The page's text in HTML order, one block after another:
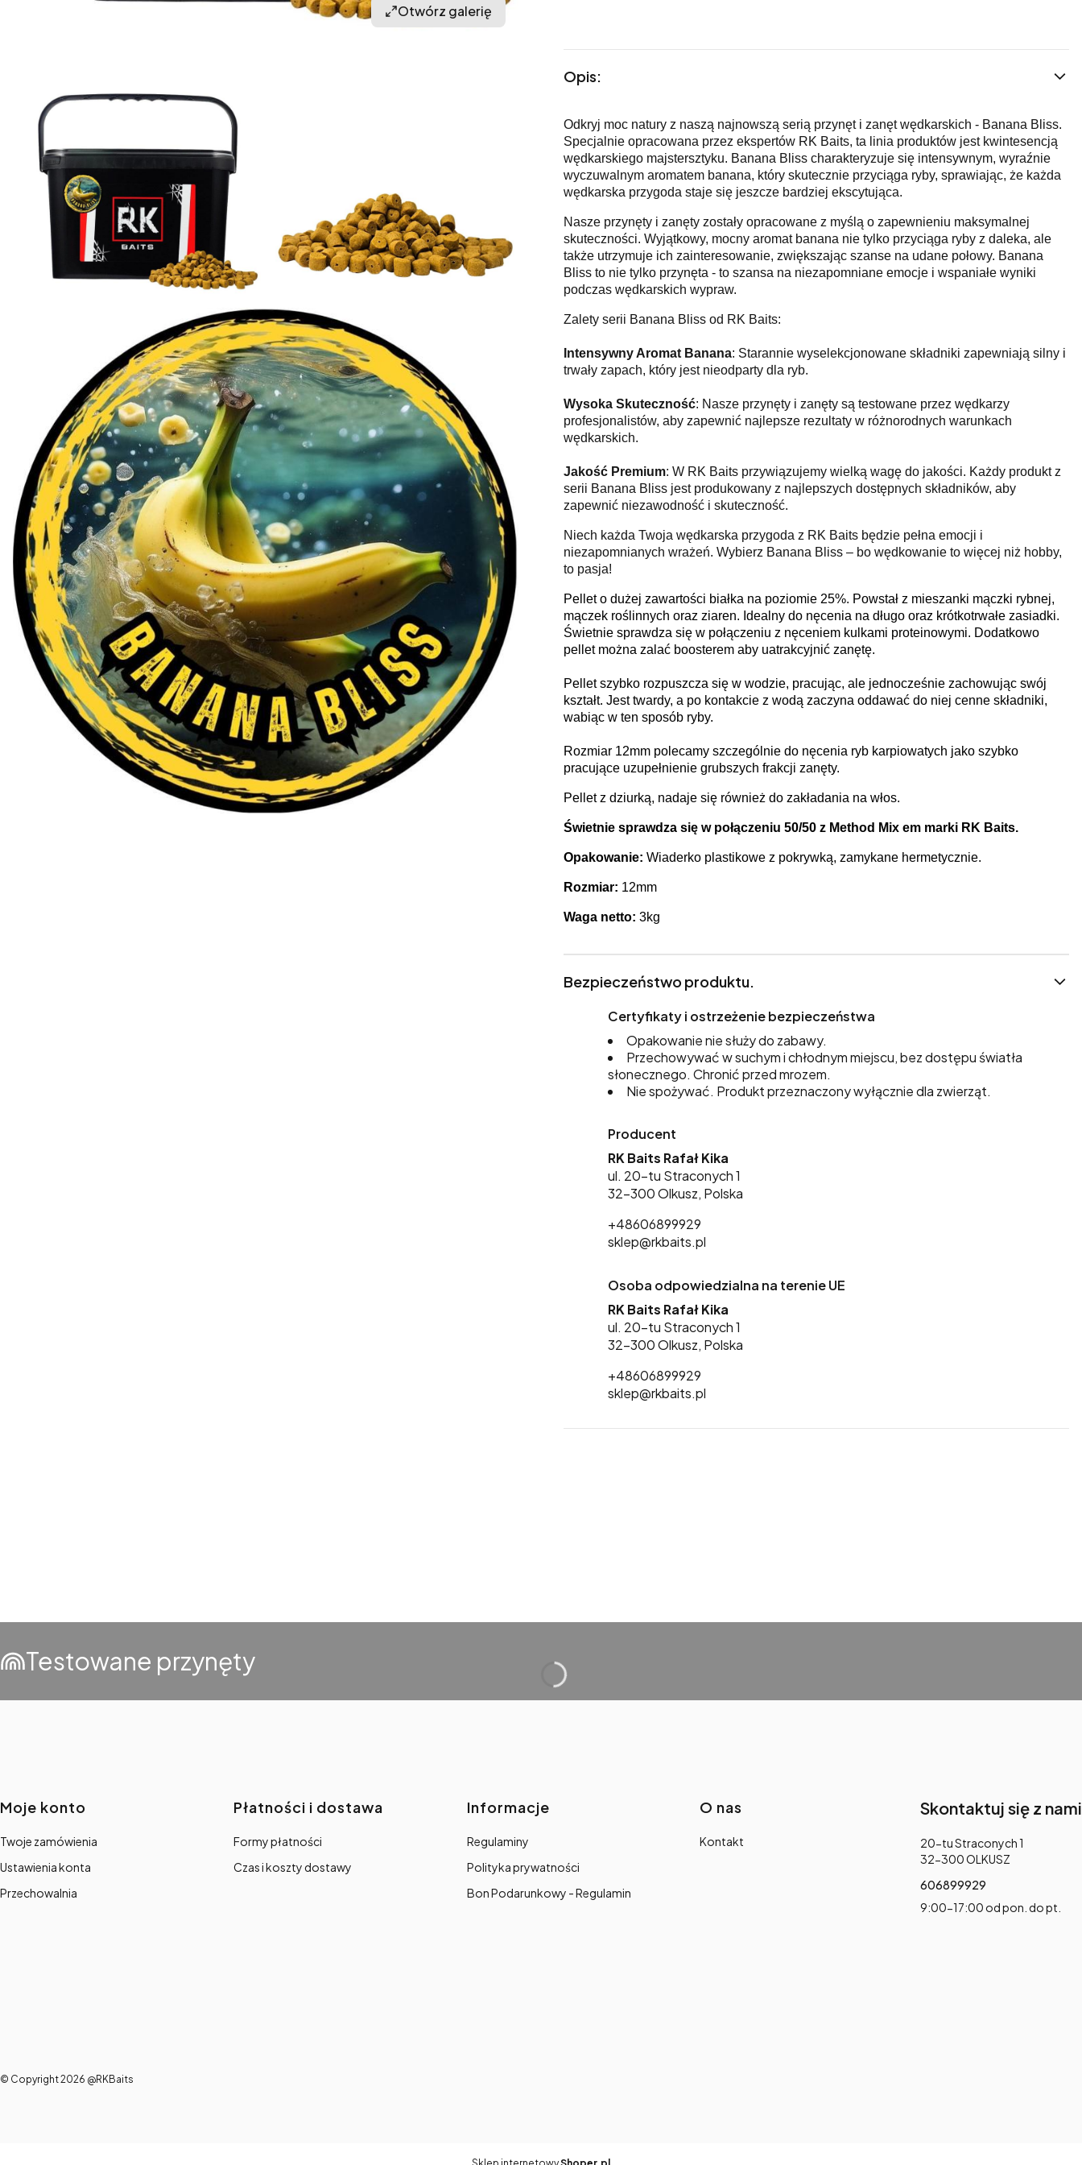
Otwórz galerię
Opis:
Odkryj moc natury z naszą najnowszą serią przynęt i zanęt wędkarskich - Banana Bliss.
Specjalnie opracowana przez ekspertów RK Baits, ta linia produktów jest kwintesencją
wędkarskiego majstersztyku. Banana Bliss charakteryzuje się intensywnym, wyraźnie
wyczuwalnym aromatem banana, który skutecznie przyciąga ryby, sprawiając, że każda
wędkarska przygoda staje się jeszcze bardziej ekscytująca.
Nasze przynęty i zanęty zostały opracowane z myślą o zapewnieniu maksymalnej
skuteczności. Wyjątkowy, mocny aromat banana nie tylko przyciąga ryby z daleka, ale
także utrzymuje ich zainteresowanie, zwiększając szanse na udane połowy. Banana
Bliss to nie tylko przynęta - to szansa na niezapomniane emocje i wspaniałe wyniki
podczas wędkarskich wypraw.
Zalety serii Banana Bliss od RK Baits:
Intensywny Aromat Banana: Starannie wyselekcjonowane składniki zapewniają silny i
trwały zapach, który jest nieodparty dla ryb.
Wysoka Skuteczność: Nasze przynęty i zanęty są testowane przez wędkarzy
profesjonalistów, aby zapewnić najlepsze rezultaty w różnorodnych warunkach
wędkarskich.
Jakość Premium: W RK Baits przywiązujemy wielką wagę do jakości. Każdy produkt z
serii Banana Bliss jest produkowany z najlepszych dostępnych składników, aby
zapewnić niezawodność i skuteczność.
Niech każda Twoja wędkarska przygoda z RK Baits będzie pełna emocji i
niezapomnianych wrażeń. Wybierz Banana Bliss – bo wędkowanie to więcej niż hobby,
to pasja!
Pellet o dużej zawartości białka na poziomie 25%. Powstał z mieszanki mączki rybnej,
mączek roślinnych oraz ziaren. Idealny do nęcenia na długo oraz krótkotrwałe zasiadki.
Świetnie sprawdza się w połączeniu z nęceniem kulkami proteinowymi. Dodatkowo
pellet można zalać boosterem aby uatrakcyjnić zanętę.
Pellet szybko rozpuszcza się w wodzie, pracując, ale jednocześnie zachowując swój
kształt. Jest twardy, a po kontakcie z wodą zaczyna oddawać do niej cenne składniki,
wabiąc w ten sposób ryby.
Rozmiar 12mm polecamy szczególnie do nęcenia ryb karpiowatych jako szybko
pracujące uzupełnienie grubszych frakcji zanęty.
Pellet z dziurką, nadaje się również do zakładania na włos.
Świetnie sprawdza się w połączeniu 50/50 z Method Mix em marki RK Baits.
Opakowanie: Wiaderko plastikowe z pokrywką, zamykane hermetycznie.
Rozmiar: 12mm
Waga netto: 3kg
Bezpieczeństwo produktu.
Certyfikaty i ostrzeżenie bezpieczeństwa
Opakowanie nie służy do zabawy.
Przechowywać w suchym i chłodnym miejscu, bez dostępu światła
słonecznego. Chronić przed mrozem.
Nie spożywać. Produkt przeznaczony wyłącznie dla zwierząt.
Producent
RK Baits Rafał Kika
ul. 20-tu Straconych 1
32-300 Olkusz, Polska
+48606899929
sklep@rkbaits.pl
Osoba odpowiedzialna na terenie UE
RK Baits Rafał Kika
ul. 20-tu Straconych 1
32-300 Olkusz, Polska
+48606899929
sklep@rkbaits.pl
Testowane przynęty
Linki w stopce
Moje konto
Twoje zamówienia
Ustawienia konta
Przechowalnia
Płatności i dostawa
Formy płatności
Czas i koszty dostawy
Informacje
Regulaminy
Polityka prywatności
Bon Podarunkowy - Regulamin
O nas
Kontakt
Skontaktuj się z nami
Adres:
20-tu Straconych 1
32-300 OLKUSZ
606899929
9:00-17:00 od pon. do pt.
© Copyright 2026 @RKBaits